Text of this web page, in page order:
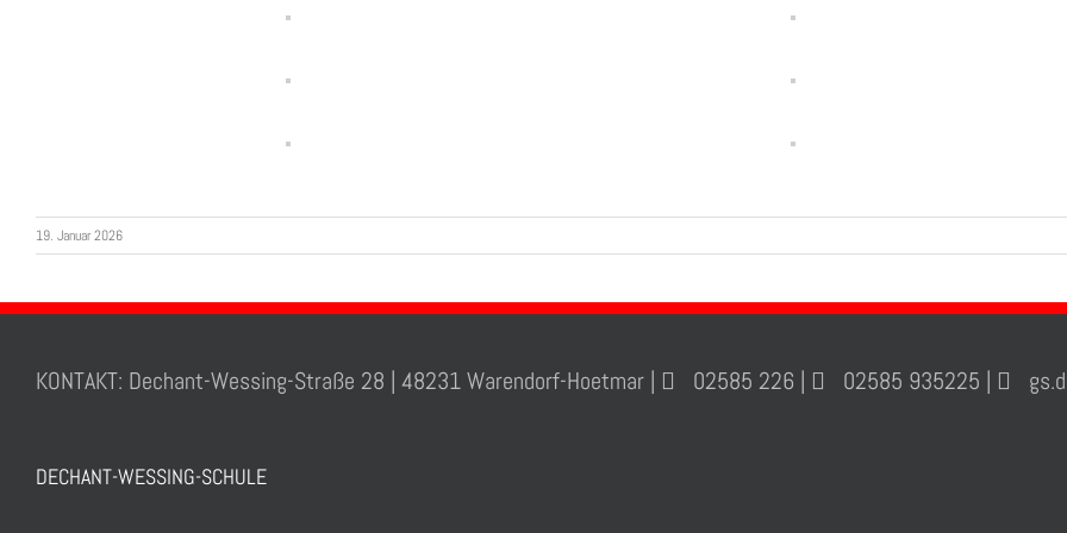
19. Januar 2026
KONTAKT: Dechant-Wessing-Straße 28 | 48231 Warendorf-Hoetmar | 02585 226 | 02585 935225 |
DECHANT-WESSING-SCHULE